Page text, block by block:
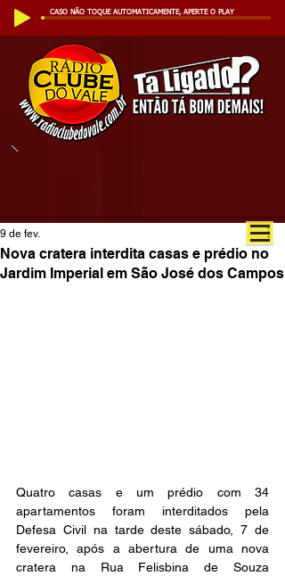
CASO NÃO TOQUE AUTOMATICAMENTE, APERTE O PLAY
Nova cratera interdita casas e prédio no
Jardim Imperial em São José dos Campos
9 de fev.
Quatro casas e um prédio com 34
apartamentos foram interditados pela
Defesa Civil na tarde deste sábado, 7 de
fevereiro, após a abertura de uma nova
cratera na Rua Felisbina de Souza